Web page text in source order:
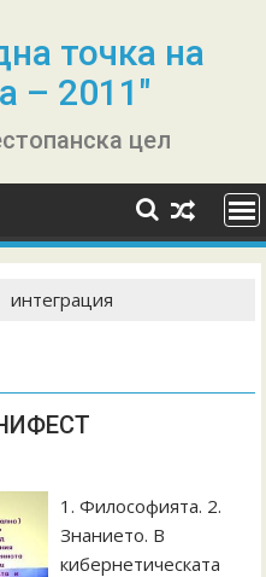
точка на
– 2011"
цел
интеграция
1. Философията. 2.
Знанието. В
кибернетическата